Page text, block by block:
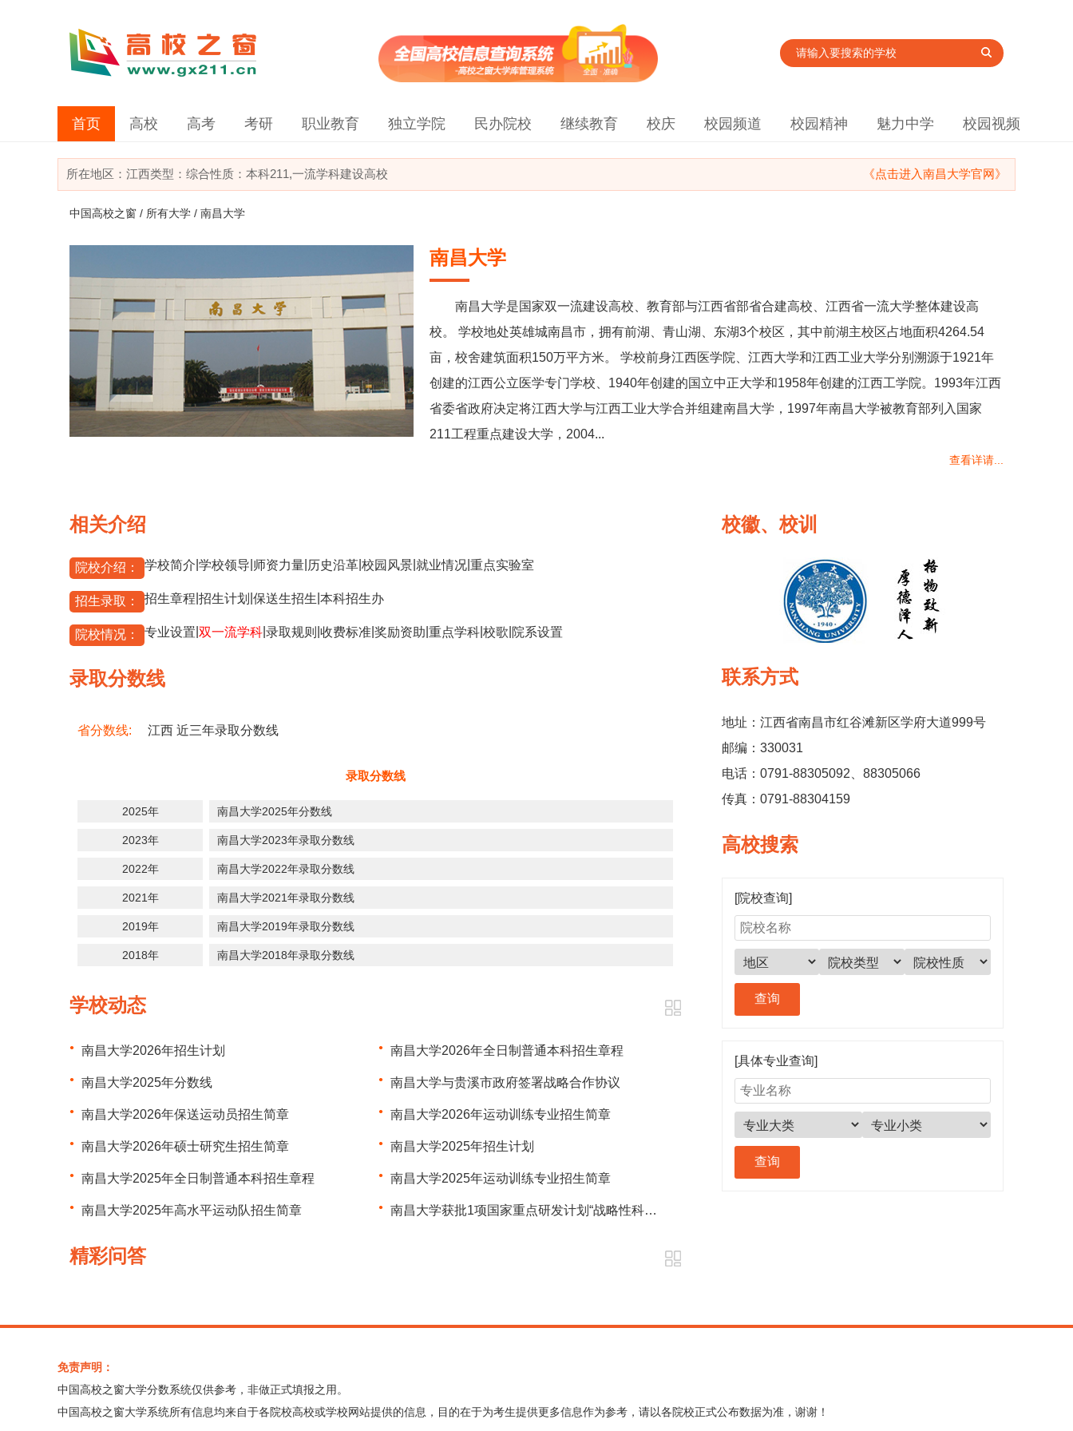
首页 高校 高考 考研 职业教育 独立学院 民办院校 继续教育 校庆 校园频道 校园精神 魅力中学 校园视频
所在地区： 江西类型： 综合性质：本科211,一流学科建设高校 《点击进入南昌大学官网》
中国高校之窗 / 所有大学 / 南昌大学
南昌大学
南昌大学是国家双一流建设高校、教育部与江西省部省合建高校、江西省一流大学整体建设高
校。 学校地处英雄城南昌市，拥有前湖、青山湖、东湖3个校区，其中前湖主校区占地面积4264.54
亩，校舍建筑面积150万平方米。 学校前身江西医学院、江西大学和江西工业大学分别溯源于1921年
创建的江西公立医学专门学校、1940年创建的国立中正大学和1958年创建的江西工学院。1993年江西
省委省政府决定将江西大学与江西工业大学合并组建南昌大学，1997年南昌大学被教育部列入国家
211工程重点建设大学，2004...
查看详请...
相关介绍
院校介绍： 学校简介 学校领导 师资力量 历史沿革 校园风景 就业情况 重点实验室
招生录取： 招生章程 招生计划 保送生招生 本科招生办
院校情况： 专业设置 双一流学科 录取规则 收费标准 奖励资助 重点学科 校歌 院系设置
录取分数线
省分数线: 江西 近三年录取分数线
录取分数线
2025年 南昌大学2025年分数线
2023年 南昌大学2023年录取分数线
2022年 南昌大学2022年录取分数线
2021年 南昌大学2021年录取分数线
2019年 南昌大学2019年录取分数线
2018年 南昌大学2018年录取分数线
学校动态
南昌大学2026年招生计划 南昌大学2026年全日制普通本科招生章程
南昌大学2025年分数线 南昌大学与贵溪市政府签署战略合作协议
南昌大学2026年保送运动员招生简章 南昌大学2026年运动训练专业招生简章
南昌大学2026年硕士研究生招生简章 南昌大学2025年招生计划
南昌大学2025年全日制普通本科招生章程 南昌大学2025年运动训练专业招生简章
南昌大学2025年高水平运动队招生简章 南昌大学获批1项国家重点研发计划“战略性科技创新合作”重点专项项目
精彩问答
校徽、校训
联系方式
地址：江西省南昌市红谷滩新区学府大道999号
邮编：330031
电话：0791-88305092、88305066
传真：0791-88304159
高校搜索
[院校查询]
[具体专业查询]
免责声明：
中国高校之窗大学分数系统仅供参考，非做正式填报之用。
中国高校之窗大学系统所有信息均来自于各院校高校或学校网站提供的信息，目的在于为考生提供更多信息作为参考，请以各院校正式公布数据为准，谢谢！